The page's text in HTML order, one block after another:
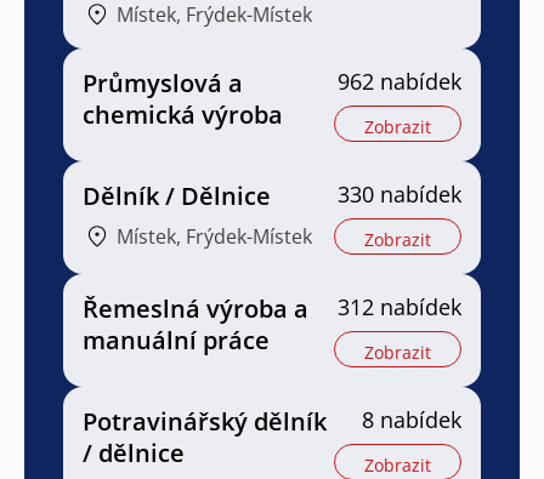
Místek, Frýdek-Místek
Průmyslová a
chemická výroba
962 nabídek
Zobrazit
Dělník / Dělnice
Místek, Frýdek-Místek
330 nabídek
Zobrazit
Řemeslná výroba a
manuální práce
312 nabídek
Zobrazit
Potravinářský dělník
/ dělnice
8 nabídek
Zobrazit